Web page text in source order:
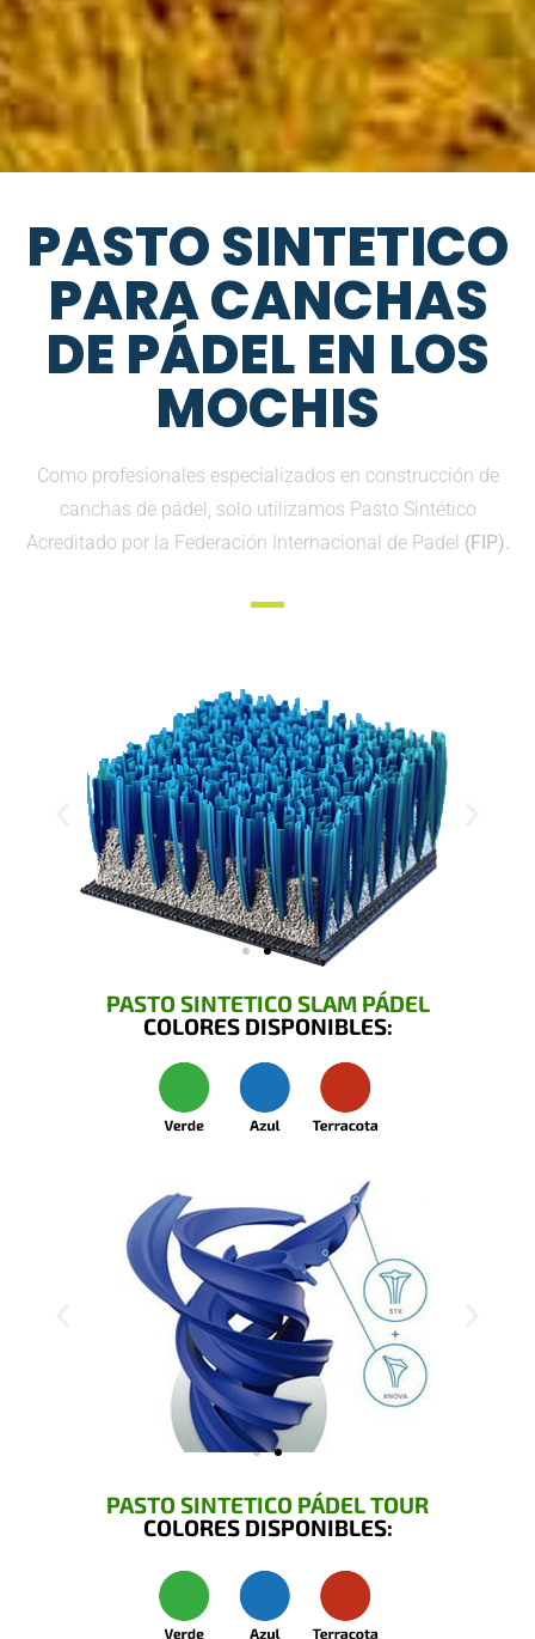
PASTO SINTETICO
PARA CANCHAS
DE PÁDEL EN LOS
MOCHIS
Como profesionales especializados en construcción de
canchas de pádel, solo utilizamos Pasto Sintético
Acreditado por la Federación Internacional de Padel (FIP).
PASTO SINTETICO SLAM PÁDEL
COLORES DISPONIBLES:
PASTO SINTETICO PÁDEL TOUR
COLORES DISPONIBLES: